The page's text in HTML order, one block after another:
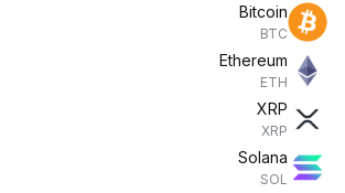
Bitcoin
BTC
Ethereum
ETH
XRP
XRP
Solana
SOL